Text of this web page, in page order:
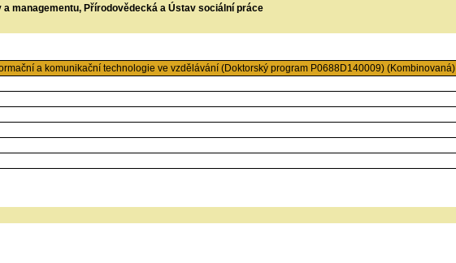
managementu, Přírodovědecká a Ústav sociální práce
a komunikační technologie ve vzdělávání (Doktorský program P0688D140009) (Kombinovaná)